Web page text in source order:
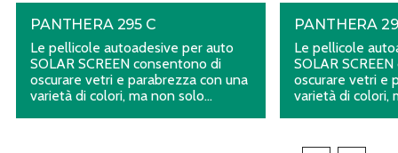
PANTHERA 295 C
Le pellicole autoadesive per auto
SOLAR SCREEN consentono di
oscurare vetri e parabrezza con una
varietà di colori, ma non solo…
PANTHERA
Le pellicole
SOLAR
oscurare vetri e
varietà di colori,